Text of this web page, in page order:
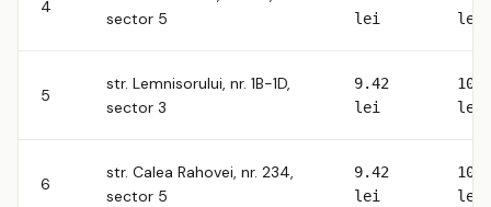
4
sector 5
lei
lei
5
str. Lemnisorului, nr. 1B-1D,
sector 3
9.42
lei
lei
6
str. Calea Rahovei, nr. 234,
sector 5
9.42
lei
lei